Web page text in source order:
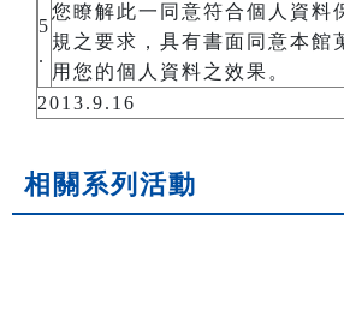
5
.
您瞭解此一同意符合個人資料
規之要求，具有書面同意本館
用您的個人資料之效果。
2013.9.16
相關系列活動